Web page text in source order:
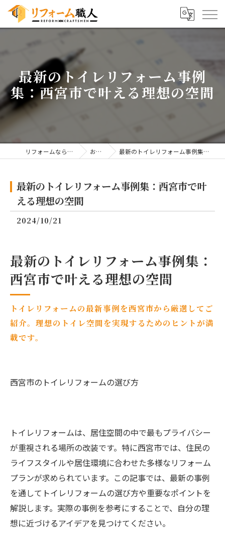
最新のトイレリフォーム事例
集：西宮市で叶える理想の空間
リフォームならリフォーム職人 お知らせ 最新のトイレリフォーム事例集：西宮市で叶える理想の空間
最新のトイレリフォーム事例集：西宮市で叶
える理想の空間
2024/10/21
最新のトイレリフォーム事例集：
西宮市で叶える理想の空間
トイレリフォームの最新事例を西宮市から厳選してご
紹介。理想のトイレ空間を実現するためのヒントが満
載です。
西宮市のトイレリフォームの選び方
トイレリフォームは、居住空間の中で最もプライバシー
が重視される場所の改装です。特に西宮市では、住民の
ライフスタイルや居住環境に合わせた多様なリフォーム
プランが求められています。この記事では、最新の事例
を通してトイレリフォームの選び方や重要なポイントを
解説します。実際の事例を参考にすることで、自分の理
想に近づけるアイデアを見つけてください。